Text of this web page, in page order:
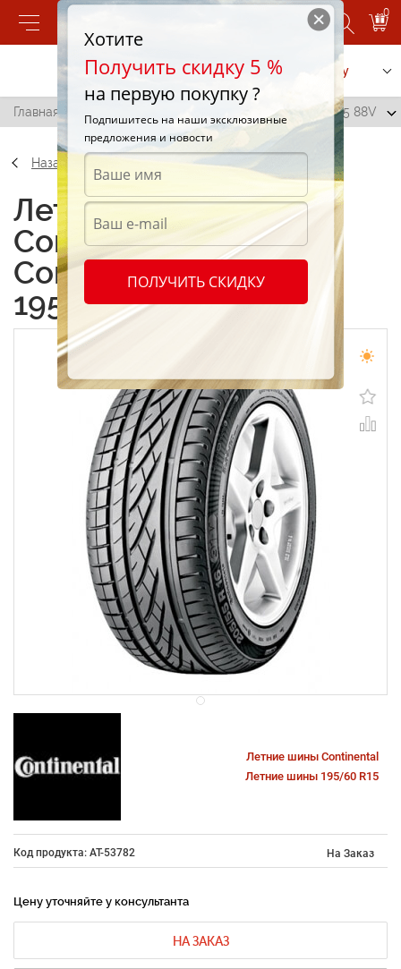
0
Позвонить Заказать услугу
Главная / Continental ContiPremiumContact 195/60 R15 88V
Назад
Летние шины
Continental
ContiPremiumContact
195/60 R15 88V
Летние шины Continental
Летние шины 195/60 R15
Код продукта: AT-53782 На Заказ
Цену уточняйте у консультанта
НА ЗАКАЗ
Хотите
Получить скидку 5 %
на первую покупку ?
Подпишитесь на наши эксклюзивные
предложения и новости
ПОЛУЧИТЬ СКИДКУ